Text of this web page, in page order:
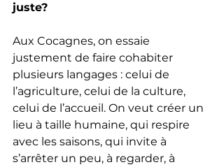
juste?
Aux Cocagnes, on essaie
justement de faire cohabiter
plusieurs langages : celui de
l’agriculture, celui de la culture,
celui de l’accueil. On veut créer un
lieu à taille humaine, qui respire
avec les saisons, qui invite à
s’arrêter un peu, à regarder, à